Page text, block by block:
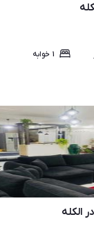
۱ خوابه